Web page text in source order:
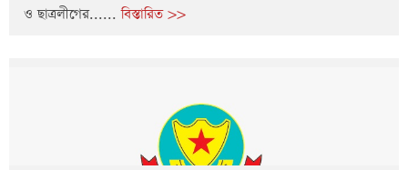
ও ছাত্রলীগের......বিস্তারিত >>